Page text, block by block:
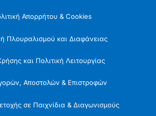
Απορρήτου & Cookies
Πλουραλισμού και Διαφάνειας
και Πολιτική Λειτουργίας
Αποστολών & Επιστροφών
σε Παιχνίδια & Διαγωνισμούς